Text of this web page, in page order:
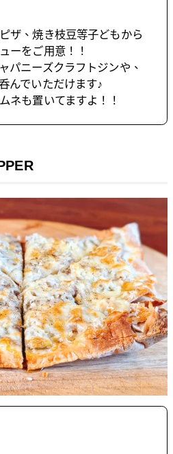
ザ、焼き枝豆等子どもから
ーをご用意！！
パニーズクラフトジンや、
んでいただけます♪
ネも置いてますよ！！